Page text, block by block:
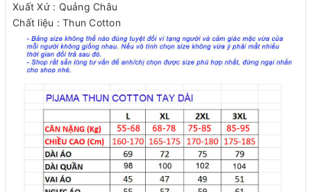
Xuất Xứ : Quảng Châu
Chất liệu : Thun Cotton